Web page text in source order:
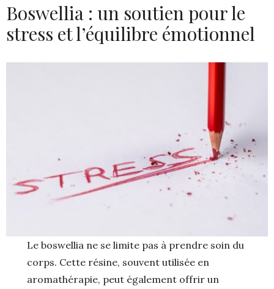
Boswellia : un soutien pour le
stress et l’équilibre émotionnel
Le boswellia ne se limite pas à prendre soin du
corps. Cette résine, souvent utilisée en
aromathérapie, peut également offrir un